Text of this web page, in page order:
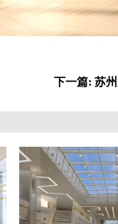
下一篇: 苏